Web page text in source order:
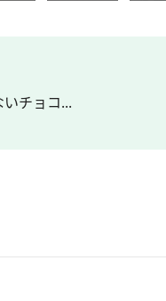
チョコ...